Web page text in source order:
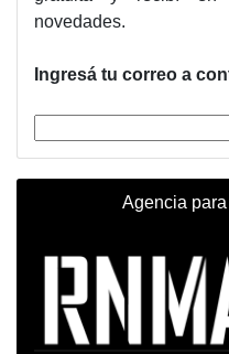
novedades.
Ingresá tu correo a
Agencia